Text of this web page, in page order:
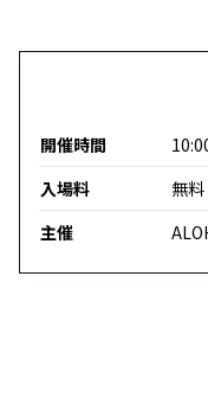
開催時間
入場料
無料
主催